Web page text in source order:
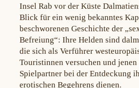
Insel Rab vor der Küste
Blick für ein wenig bekanntes
beschworenen Geschichte der
Befreiung“: Ihre Helden sind
die sich als Verführer
Touristinnen versuchen und
Spielpartner bei der Entdeckung
erotischen Begehrens dienen.